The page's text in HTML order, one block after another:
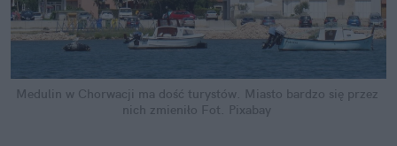
Medulin w Chorwacji ma dość turystów. Miasto bardzo się przez
nich zmieniło Fot. Pixabay